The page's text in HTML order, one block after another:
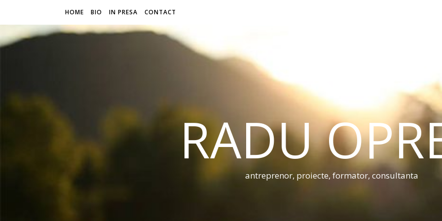
HOME BIO IN PRESA CONTACT
RADU
antreprenor, proiecte, formator, consultanta